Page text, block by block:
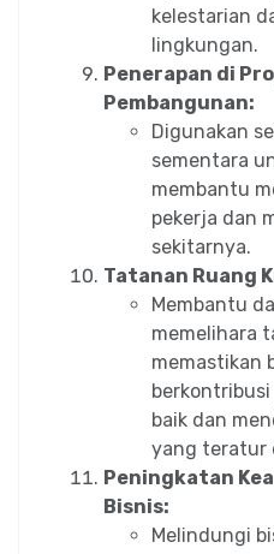
kelestarian
lingkungan.
Penerapan di
Pembangunan:
Digunakan
sementara
membantu
pekerja dan
sekitarnya.
Tatanan Ruang
Membantu
memelihara
memastikan
baik dan
yang teratur
Peningkatan
Bisnis:
Melindungi